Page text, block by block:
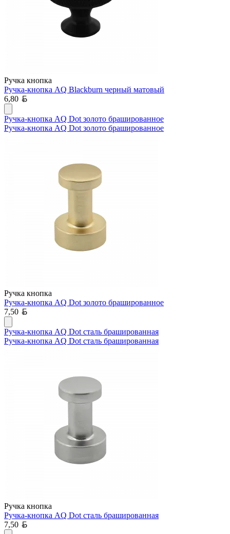
Ручка кнопка
Ручка-кнопка AQ Blackburn черный матовый
6,80
Ручка-кнопка AQ Dot золото брашированное
Ручка-кнопка AQ Dot золото брашированное
Ручка кнопка
Ручка-кнопка AQ Dot золото брашированное
7,50
Ручка-кнопка AQ Dot сталь брашированная
Ручка-кнопка AQ Dot сталь брашированная
Ручка кнопка
Ручка-кнопка AQ Dot сталь брашированная
7,50